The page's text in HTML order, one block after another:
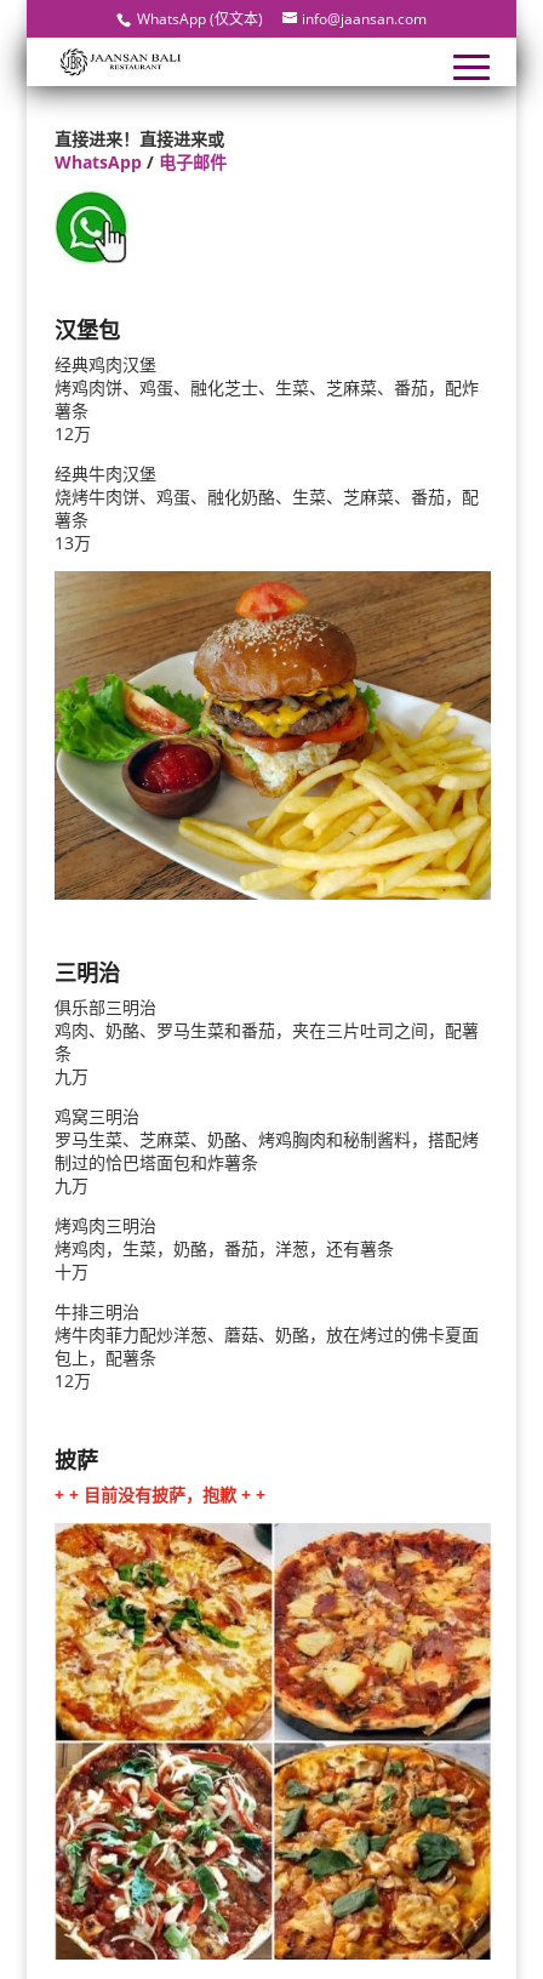
WhatsApp (仅文本) info@jaansan.com
直接进来！直接进来或
WhatsApp/ 电子邮件
汉堡包
经典鸡肉汉堡
烤鸡肉饼、鸡蛋、融化芝士、生菜、芝麻菜、番茄，配炸
薯条
12万
经典牛肉汉堡
烧烤牛肉饼、鸡蛋、融化奶酪、生菜、芝麻菜、番茄，配
薯条
13万
三明治
俱乐部三明治
鸡肉、奶酪、罗马生菜和番茄，夹在三片吐司之间，配薯
条
九万
鸡窝三明治
罗马生菜、芝麻菜、奶酪、烤鸡胸肉和秘制酱料，搭配烤
制过的恰巴塔面包和炸薯条
九万
烤鸡肉三明治
烤鸡肉，生菜，奶酪，番茄，洋葱，还有薯条
十万
牛排三明治
烤牛肉菲力配炒洋葱、蘑菇、奶酪，放在烤过的佛卡夏面
包上，配薯条
12万
披萨
+ + 目前没有披萨，抱歉 + +